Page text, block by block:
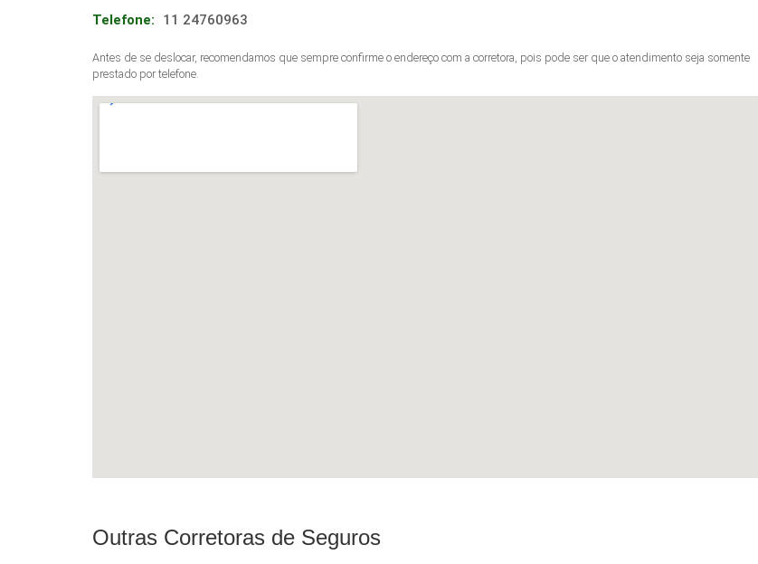
Telefone:
11 24760963
Antes de se deslocar, recomendamos que sempre confirme o endereço com a corretora, pois pode ser que o atendimento seja somente
prestado por telefone.
Outras Corretoras de Seguros